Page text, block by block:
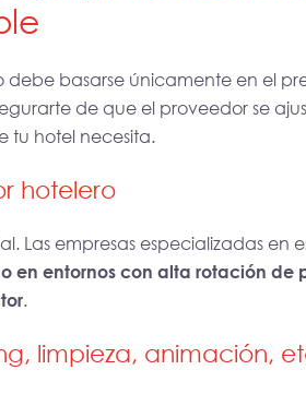
debe basarse únicamente en el
de que el proveedor se
tu hotel necesita.
hotelero
Las empresas especializadas en
en entornos con alta rotación de
.
limpieza, animación,